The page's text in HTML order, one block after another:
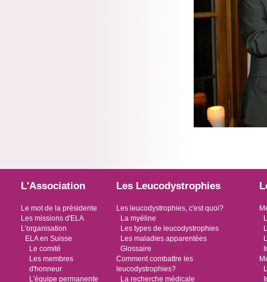
L'Association
Le mot de la présidente
Les missions d'ELA
L'organisation
ELA en Suisse
Le comité
Les membres
d'honneur
L'équipe permanente
Les Leucodystrophies
Les leucodystrophies, c'est quoi?
La myéline
Les types de leucodystrophies
Les maladies apparentées
Glossaire
Comment combattre les
leucodystrophies?
La recherche médicale